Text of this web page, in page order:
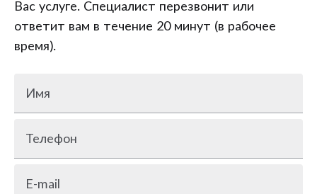
Вас услуге. Специалист перезвонит или
ответит вам в течение 20 минут (в рабочее
время).
Имя
Телефон
E-mail